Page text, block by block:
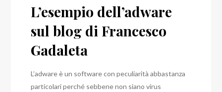
L’esempio dell’adware
sul blog di Francesco
Gadaleta
L’adware è un software con peculiarità abbastanza
particolari perché sebbene non siano virus